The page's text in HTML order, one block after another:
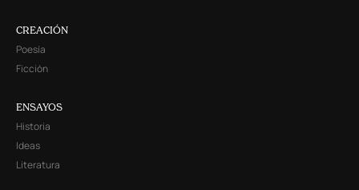
CREACIÓN
Poesía
Ficción
ENSAYOS
Historia
Ideas
Literatura